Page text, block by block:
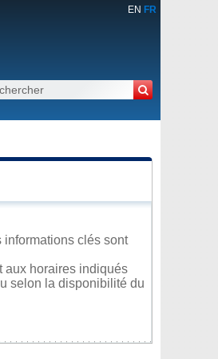
EN FR
informations clés sont
aux horaires indiqués
selon la disponibilité du